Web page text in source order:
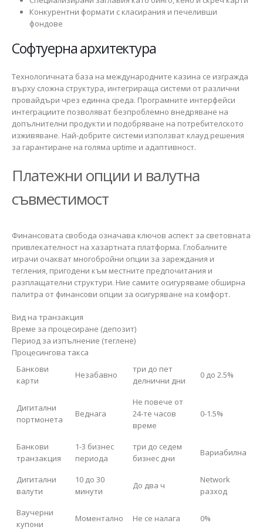
Конкурентни формати с класирания и печеливши
фондове
Софтуерна архитектура
Технологичната база на международните казина се изгражда
върху сложна структура, интегрираща системи от различни
провайдъри чрез единна среда. Програмните интерфейси
интеграциите позволяват безпроблемно внедряване на
допълнителни продукти и подобряване на потребителското
изживяване. Най-добрите системи използват клауд решения
за гарантиране на голяма uptime и адаптивност.
Платежни опции и валутна
съвместимост
Финансовата свобода означава ключов аспект за световната
привлекателност на хазартната платформа. Глобалните
играчи очакват многобройни опции за зареждания и
тегления, пригодени към местните предпочитания и
разплащателни структури. Ние самите осигуряваме обширна
палитра от финансови опции за осигуряване на комфорт.
Вид на транзакция
Време за процесиране (депозит)
Период за изпълнение (теглене)
Процесингова такса
Банкови
карти
Незабавно
три до пет
делнични дни
0 до 2.5%
Дигитални
портмонета
Веднага
Не повече от
24-те часов
време
0-1.5%
Банкови
транзакция
1-3 бизнес
периода
три до седем
бизнес дни
Вариабилна
Дигитални
валути
10 до 30
минути
До два ч
Network
разход
Ваучерни
купони
Моментално Не се налага 0%